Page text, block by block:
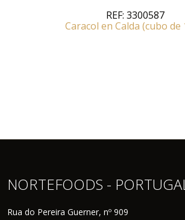
REF: 3300587
Caracol en Calda (cubo de
NORTEFOODS -
Rua do Pereira Guerner, nº 909